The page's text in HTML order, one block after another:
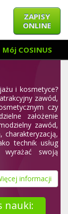
ZAPISY
ONLINE
Mój COSINUS
i kosmetyce?
zawód,
czy
założenie
zawód,
charakteryzacją,
technik usług
wyrażać swoją
informacji
nauki: